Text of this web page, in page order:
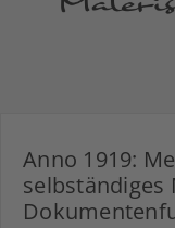
Anno 1919:
selbständiges